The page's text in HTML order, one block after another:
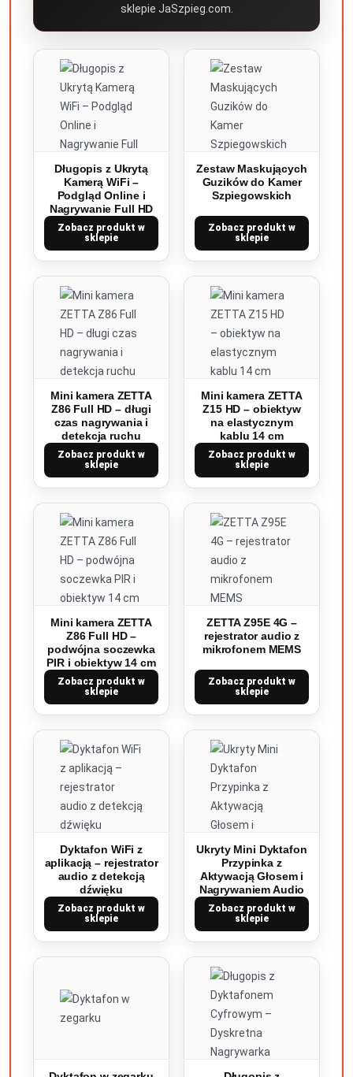
sklepie JaSzpieg.com.
Długopis z Ukrytą
Kamerą WiFi –
Podgląd Online i
Nagrywanie Full HD
Zobacz produkt w
sklepie
Zestaw Maskujących
Guzików do Kamer
Szpiegowskich
Zobacz produkt w
sklepie
Mini kamera ZETTA
Z86 Full HD – długi
czas nagrywania i
detekcja ruchu
Zobacz produkt w
sklepie
Mini kamera ZETTA
Z15 HD – obiektyw
na elastycznym
kablu 14 cm
Zobacz produkt w
sklepie
Mini kamera ZETTA
Z86 Full HD –
podwójna soczewka
PIR i obiektyw 14 cm
Zobacz produkt w
sklepie
ZETTA Z95E 4G –
rejestrator audio z
mikrofonem MEMS
Zobacz produkt w
sklepie
Dyktafon WiFi z
aplikacją – rejestrator
audio z detekcją
dźwięku
Zobacz produkt w
sklepie
Ukryty Mini Dyktafon
Przypinka z
Aktywacją Głosem i
Nagrywaniem Audio
Zobacz produkt w
sklepie